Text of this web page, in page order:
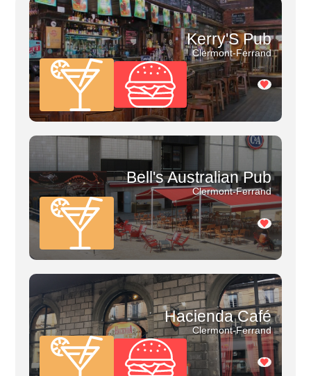
Kerry'S Pub
Clermont-Ferrand
Bell's Australian Pub
Clermont-Ferrand
Hacienda Café
Clermont-Ferrand